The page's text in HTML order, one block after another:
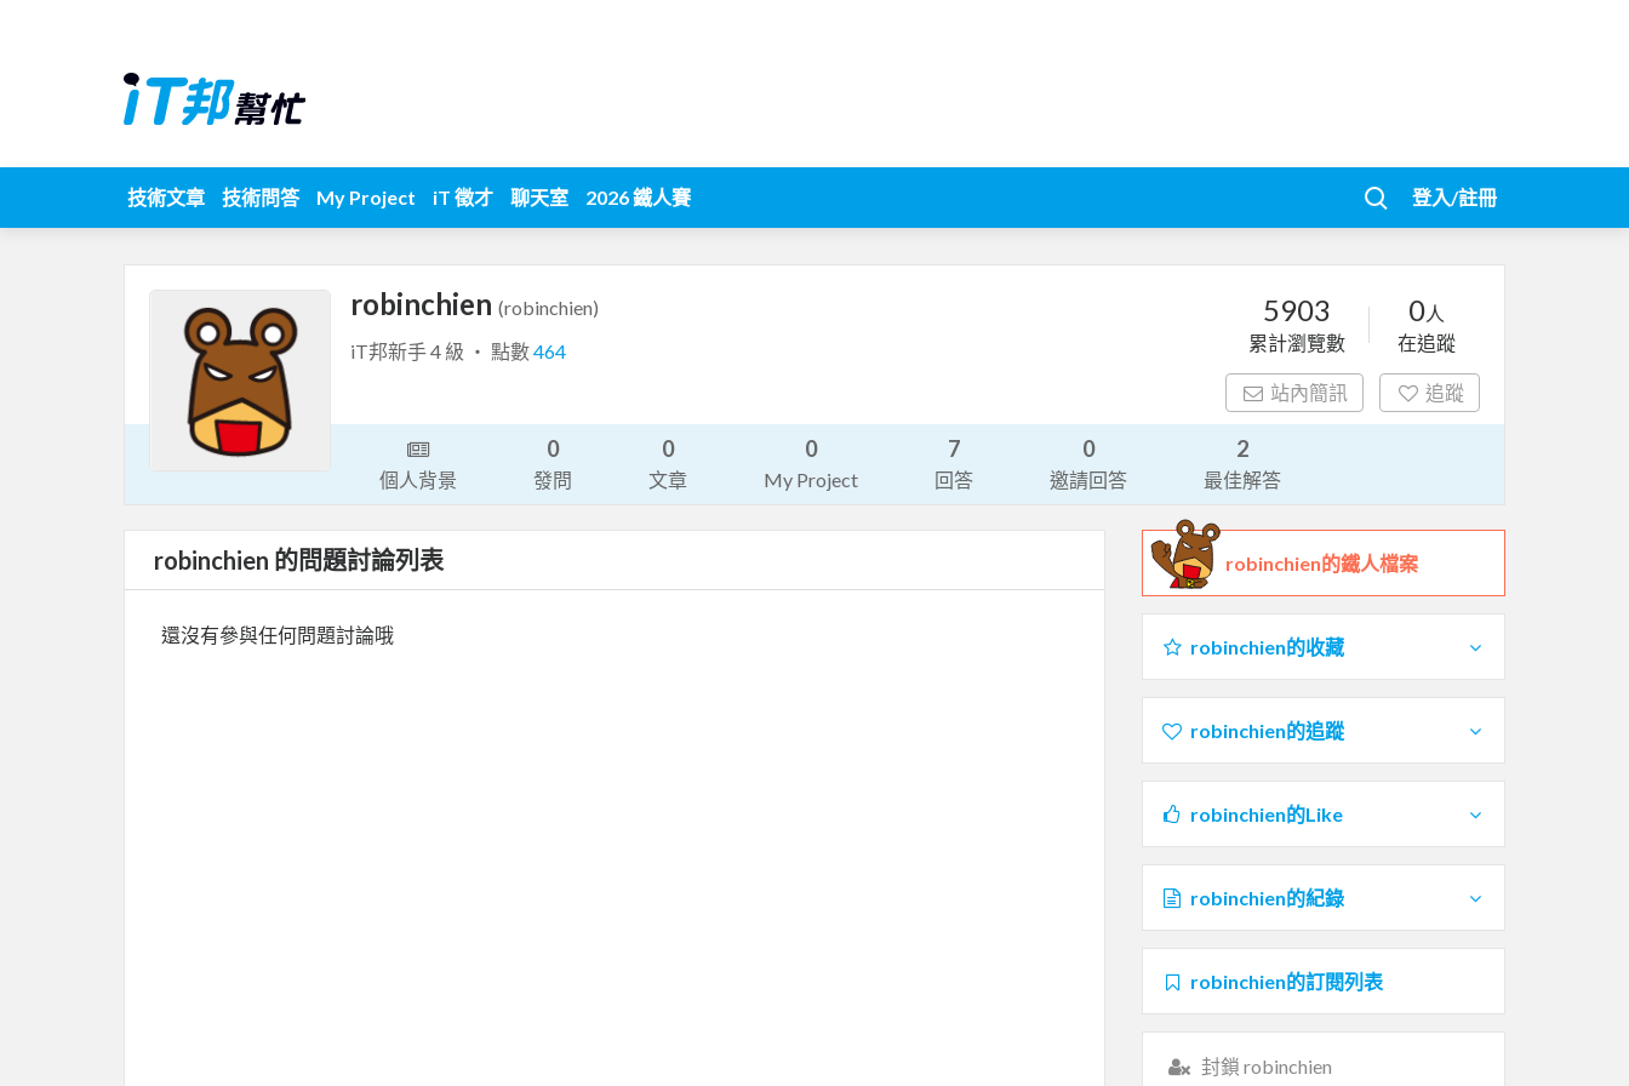
技術文章 技術問答 My Project iT 徵才 聊天室 2026 鐵人賽 登入/註冊
robinchien (robinchien)
iT邦新手 4 級 ‧ 點數464
5903
累計瀏覽數
0人
在追蹤
站內簡訊 追蹤
個人背景
0
發問
0
文章
0
My Project
7
回答
0
邀請回答
2
最佳解答
robinchien 的問題討論列表
還沒有參與任何問題討論哦
robinchien的鐵人檔案
robinchien的收藏
robinchien的追蹤
robinchien的Like
robinchien的紀錄
robinchien的訂閱列表
封鎖 robinchien